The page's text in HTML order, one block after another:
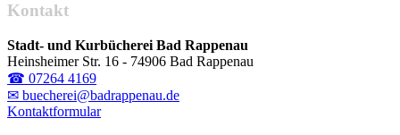
Kontakt
Stadt- und Kurbücherei Bad Rappenau
Heinsheimer Str. 16 - 74906 Bad Rappenau
☎ 07264 4169
✉ buecherei@badrappenau.de
Kontaktformular